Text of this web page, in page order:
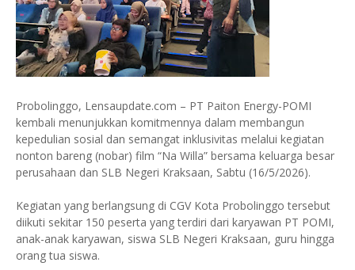
Probolinggo, Lensaupdate.com – PT Paiton Energy-POMI
kembali menunjukkan komitmennya dalam membangun
kepedulian sosial dan semangat inklusivitas melalui kegiatan
nonton bareng (nobar) film “Na Willa” bersama keluarga besar
perusahaan dan SLB Negeri Kraksaan, Sabtu (16/5/2026).
Kegiatan yang berlangsung di CGV Kota Probolinggo tersebut
diikuti sekitar 150 peserta yang terdiri dari karyawan PT POMI,
anak-anak karyawan, siswa SLB Negeri Kraksaan, guru hingga
orang tua siswa.